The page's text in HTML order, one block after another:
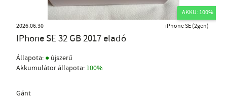
AKKU: 100%
2026.06.30
iPhone SE (2gen)
IPhone SE 32 GB 2017 eladó
Állapota: ● újszerű
Akkumulátor állapota: 100%
Gánt